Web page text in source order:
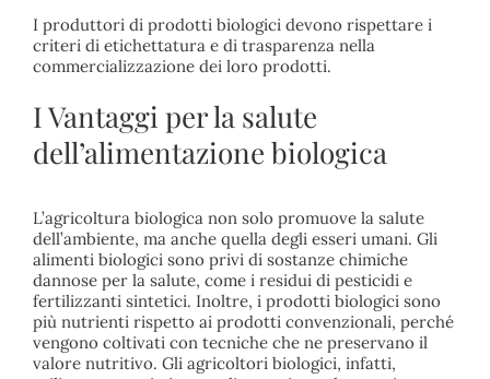
I produttori di prodotti biologici devono rispettare i
criteri di etichettatura e di trasparenza nella
commercializzazione dei loro prodotti.
I Vantaggi per la salute
dell’alimentazione biologica
L’agricoltura biologica non solo promuove la salute
dell’ambiente, ma anche quella degli esseri umani. Gli
alimenti biologici sono privi di sostanze chimiche
dannose per la salute, come i residui di pesticidi e
fertilizzanti sintetici. Inoltre, i prodotti biologici sono
più nutrienti rispetto ai prodotti convenzionali, perché
vengono coltivati con tecniche che ne preservano il
valore nutritivo. Gli agricoltori biologici, infatti,